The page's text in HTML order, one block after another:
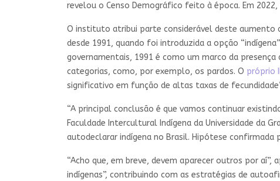
revelou o Censo Demográfico feito à época. Em 2022,
O instituto atribui parte considerável deste aumento
desde 1991, quando foi introduzida a opção
governamentais, 1991 é como um marco da
categorias, como, por exemplo, os pardos. O próprio
significativo em função de altas taxas de
“A principal conclusão é que vamos continuar
Faculdade Intercultural Indígena da Universidade da
autodeclarar indígena no Brasil. Hipótese confirmada
“Acho que, em breve, devem aparecer outros por
indígenas”, contribuindo com as estratégias de